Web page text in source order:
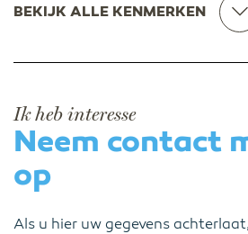
BEKIJK ALLE KENMERKEN
Ik heb interesse
Neem contact
op
Als u hier uw gegevens